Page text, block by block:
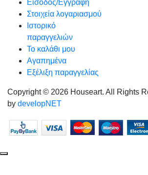
Είσοδος/Εγγραφή
Στοιχεία λογαριασμού
Ιστορικό
παραγγελιών
Το καλάθι μου
Αγαπημένα
Εξέλιξη παραγγελίας
Copyright © 2026 Houseart. All Rights
by developNET